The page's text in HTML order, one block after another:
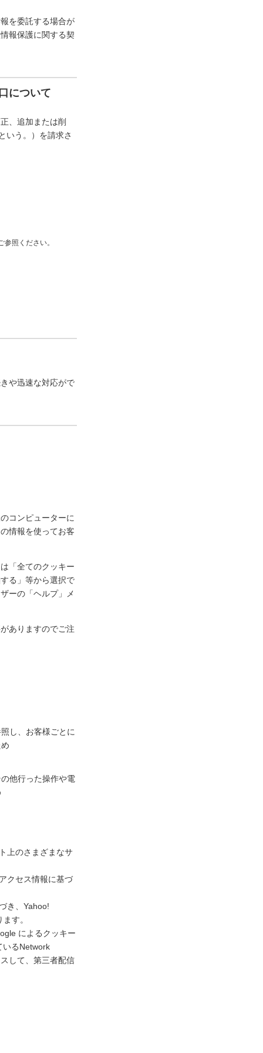
を委託する場合が
報保護に関する契
について
、追加または削
いう。）を請求さ
照ください。
や迅速な対応がで
コンピューターに
情報を使ってお客
「全てのクッキー
る」等から選択で
ーの「ヘルプ」メ
ありますのでご注
し、お客様ごとに
他行った操作や電
上のさまざまなサ
クセス情報に基づ
き、Yahoo!
す。
によるクッキー
いるNetwork
して、第三者配信